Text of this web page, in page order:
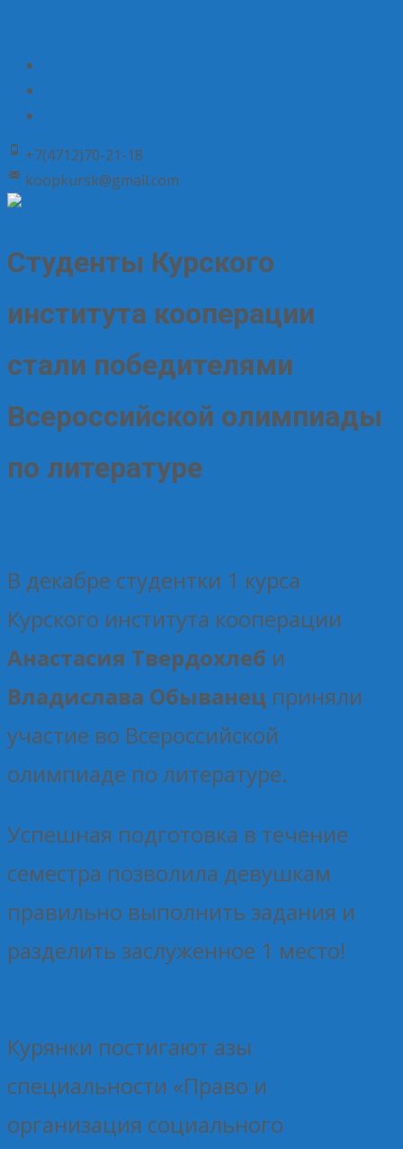
+7(4712)70-21-18
koopkursk@gmail.com
Студенты Курского
института кооперации
стали победителями
Всероссийской олимпиады
по литературе
В декабре студентки 1 курса
Курского института кооперации
Анастасия Твердохлеб и
Владислава Обыванец приняли
участие во Всероссийской
олимпиаде по литературе.
Успешная подготовка в течение
семестра позволила девушкам
правильно выполнить задания и
разделить заслуженное 1 место!
Курянки постигают азы
специальности «Право и
организация социального